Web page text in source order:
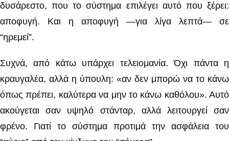
δυσάρεστο, που το σύστημα επιλέγει αυτό που ξέρει:
αποφυγή. Και η αποφυγή —για λίγα λεπτά— σε
“ηρεμεί”.
Συχνά, από κάτω υπάρχει τελειομανία. Όχι πάντα η
κραυγαλέα, αλλά η ύπουλη: «αν δεν μπορώ να το κάνω
όπως πρέπει, καλύτερα να μην το κάνω καθόλου». Αυτό
ακούγεται σαν υψηλό στάνταρ, αλλά λειτουργεί σαν
φρένο. Γιατί το σύστημα προτιμά την ασφάλεια του